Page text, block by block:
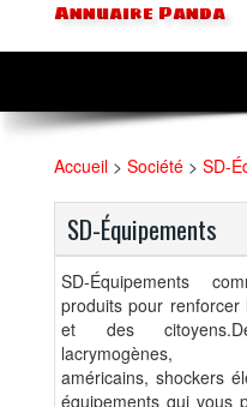
Annuaire Panda
Accueil > Société > SD-
SD-Équipements
SD-Équipements
produits pour
et des
américains, shockers
équipements qui vous